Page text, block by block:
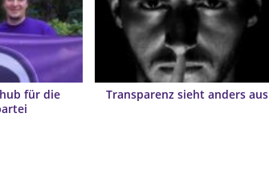
für die
Transparenz sieht anders aus